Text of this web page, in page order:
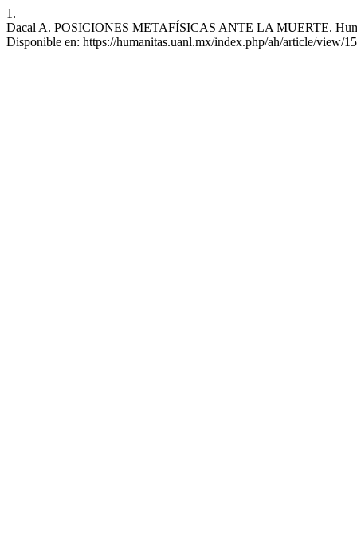
1.
Dacal A. POSICIONES METAFÍSICAS ANTE LA MUERTE.
Disponible en: https://humanitas.uanl.mx/index.php/ah/article/view/